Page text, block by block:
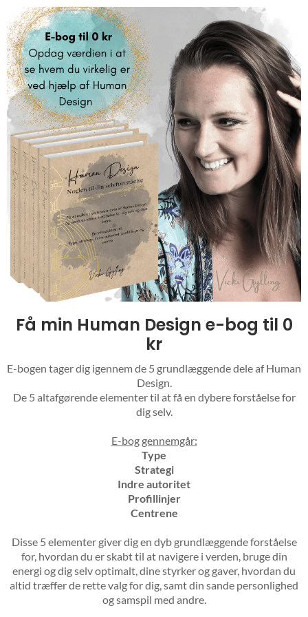
Få min Human Design e-bog til 0
kr
E-bogen tager dig igennem de 5 grundlæggende dele af Human
Design.
De 5 altafgørende elementer til at få en dybere forståelse for
dig selv.
E-bog gennemgår:
Type
Strategi
Indre autoritet
Profillinjer
Centrene
Disse 5 elementer giver dig en dyb grundlæggende forståelse
for, hvordan du er skabt til at navigere i verden, bruge din
energi og dig selv optimalt, dine styrker og gaver, hvordan du
altid træffer de rette valg for dig, samt din sande personlighed
og samspil med andre.